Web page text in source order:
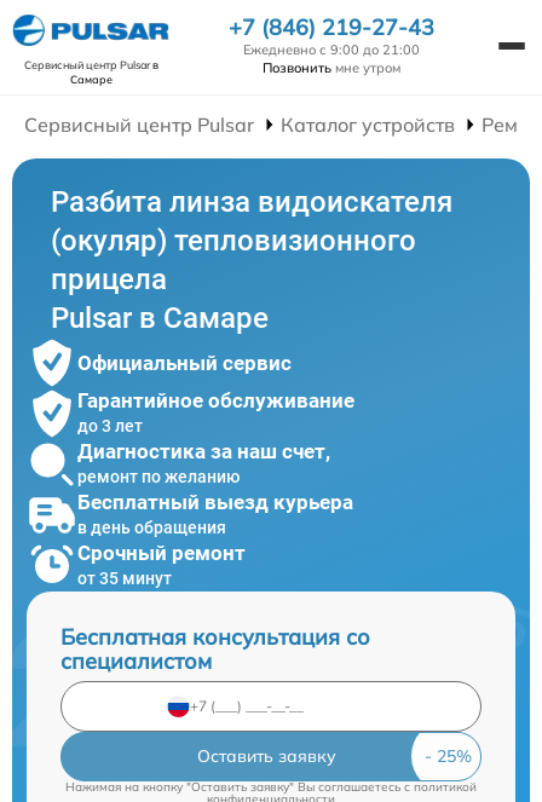
Сервисный центр Pulsarв
Самаре
+7 (846) 219-27-43
Ежедневно с 9:00 до 21:00
Позвонить мне утром
Сервисный центр Pulsar Каталог устройств
Разбита линза видоискателя
(окуляр) тепловизионного
прицела
Pulsar в Самаре
Официальный сервис
Гарантийное обслуживание
до 3 лет
Диагностика за наш счет,
ремонт по желанию
Бесплатный выезд курьера
в день обращения
Срочный ремонт
от 35 минут
Бесплатная консультация со
специалистом
Оставить заявку
Нажимая на кнопку "Оставить заявку" Вы соглашаетесь cполитикой
конфиденциальности